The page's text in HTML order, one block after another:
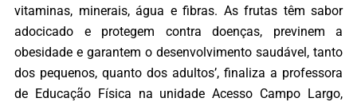
vitaminas, minerais, água e fibras. As frutas têm sabor
adocicado e protegem contra doenças, previnem a
obesidade e garantem o desenvolvimento saudável, tanto
dos pequenos, quanto dos adultos’, finaliza a professora
de Educação Física na unidade Acesso Campo Largo,